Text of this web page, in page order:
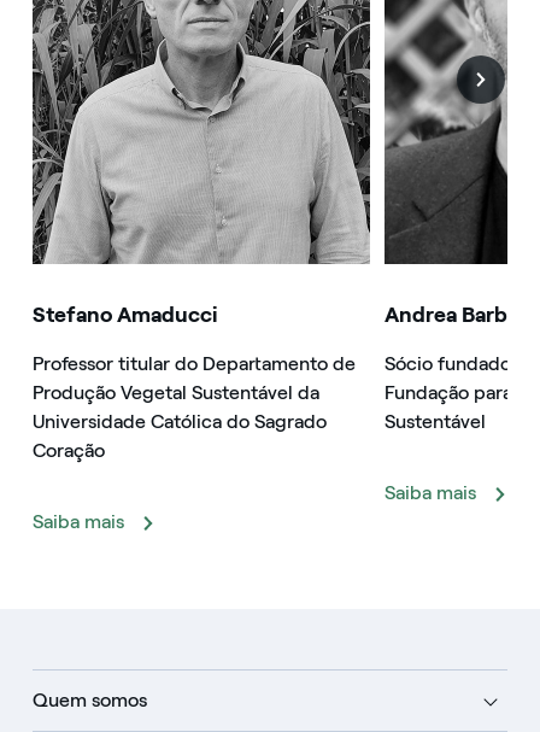
Stefano Amaducci
Professor titular do Departamento de
Produção Vegetal Sustentável da
Universidade Católica do Sagrado
Coração
Saiba mais
Andrea
Sócio fundador
Fundação para o
Sustentável
Saiba mais
Quem somos